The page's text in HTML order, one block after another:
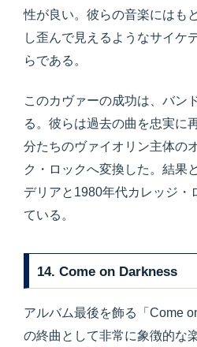
性が良い。彼らの音楽にはも
し歪んで見えるようなサイケ
らである。
このカヴァーの成功は、バン
る。彼らは過去の曲を忠実に
分たちのヴァイオリン主体の
ク・ロックへ変換した。結果
デリアと1980年代カレッジ・
ている。
14. Come on Darkness
アルバム最後を飾る「Come
の終曲として非常に象徴的な